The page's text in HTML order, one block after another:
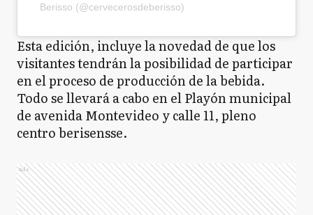
Berisso (@cervecerosdeberisso)
Esta edición, incluye la novedad de que los
visitantes tendrán la posibilidad de participar
en el proceso de producción de la bebida.
Todo se llevará a cabo en el Playón municipal
de avenida Montevideo y calle 11, pleno
centro berisensse.
Ads